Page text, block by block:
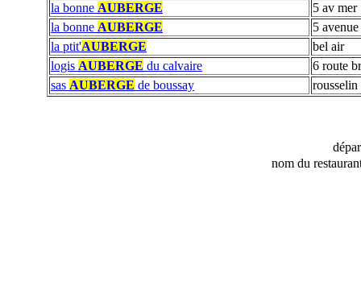
la bonne AUBERGE
5 av mer
la bonne AUBERGE
5
la ptit'AUBERGE
bel air
logis AUBERGE du calvaire
6 route
sas AUBERGE de boussay rousselin
nom du